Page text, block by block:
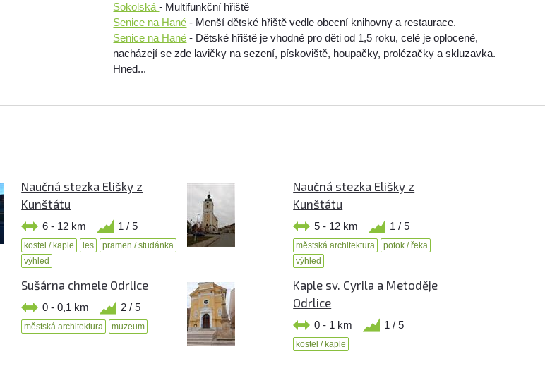
Sokolská- Multifunkční hřiště
Senice na Hané - Menší dětské hřiště vedle obecní knihovny a restaurace.
Senice na Hané - Dětské hřiště je vhodné pro děti od 1,5 roku, celé je oplocené,
nacházejí se zde lavičky na sezení, pískoviště, houpačky, prolézačky a skluzavka.
Hned...
Naučná stezka Elišky z
Kunštátu
6 - 12 km 1 / 5
kostel / kaple les
pramen / studánka
výhled
Naučná stezka Elišky z
Kunštátu
5 - 12 km 1 / 5
městská architektura
potok / řeka
výhled
Sušárna chmele Odrlice
0 - 0,1 km 2 / 5
městská architektura muzeum
Kaple sv. Cyrila a Metoděje
Odrlice
0 - 1 km 1 / 5
kostel / kaple